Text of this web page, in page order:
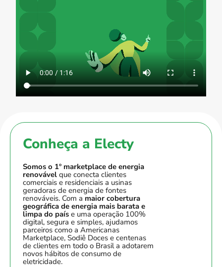
Conheça a Electy
Somos o 1º marketplace de energia
renovável que conecta clientes
comerciais e residenciais a usinas
geradoras de energia de fontes
renováveis. Com a maior cobertura
geográfica de energia mais barata e
limpa do país e uma operação 100%
digital, segura e simples, ajudamos
parceiros como a Americanas
Marketplace, Sodiê Doces e centenas
de clientes em todo o Brasil a adotarem
novos hábitos de consumo de
eletricidade.